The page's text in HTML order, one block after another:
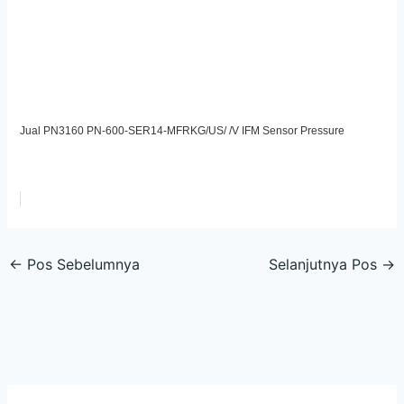
Jual PN3160 PN-600-SER14-MFRKG/US/ /V IFM Sensor Pressure
← Pos Sebelumnya Selanjutnya Pos →